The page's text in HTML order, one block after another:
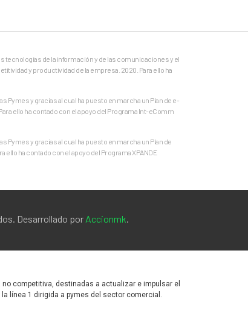
tecnologías de la información y de las comunicaciones y el
y productividad de la empresa. 2020. Para ello ha
Pymes y gracias al cual ha puesto en marcha un Plan de e-
ello ha contado con el apoyo del Programa Int-eComm
Pymes y gracias al cual ha puesto en marcha un Plan de
ha contado con el apoyo del Programa XPANDE
Desarrollado por Accionmk
competitiva, destinadas a actualizar e impulsar el
línea 1 dirigida a pymes del sector comercial.